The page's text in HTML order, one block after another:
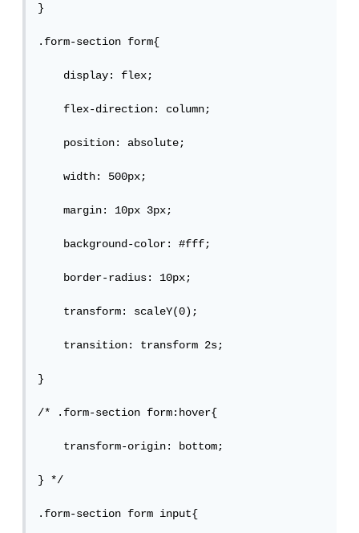
}
.form-section form{
display: flex;
flex-direction: column;
position: absolute;
width: 500px;
margin: 10px 3px;
background-color: #fff;
border-radius: 10px;
transform: scaleY(0);
transition: transform 2s;
}
/* .form-section form:hover{
transform-origin: bottom;
} */
.form-section form input{